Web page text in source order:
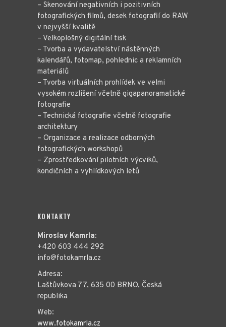
– Skenování negativních i pozitivních
fotografických filmů, desek fotografií do RAW
v nejvyšší kvalitě
– Velkoplošný digitální tisk
– Tvorba a vydavatelství nástěnných
kalendářů, fotomap, pohlednic a reklamních
materiálů
– Tvorba virtuálních prohlídek ve velmi
vysokém rozlišení včetně gigapanoramatické
fotografie
– Technická fotografie včetně fotografie
architektury
– Organizace a realizace odborných
fotografických workshopů
– Zprostředkování pilotních výcviků,
kondičních a vyhlídkových letů
KONTAKTY
Miroslav Kamrla:
+420 603 444 292
info@fotokamrla.cz
Adresa:
Laštůvkova 77, 635 00 BRNO, Česká
republika
Web:
www.fotokamrla.cz